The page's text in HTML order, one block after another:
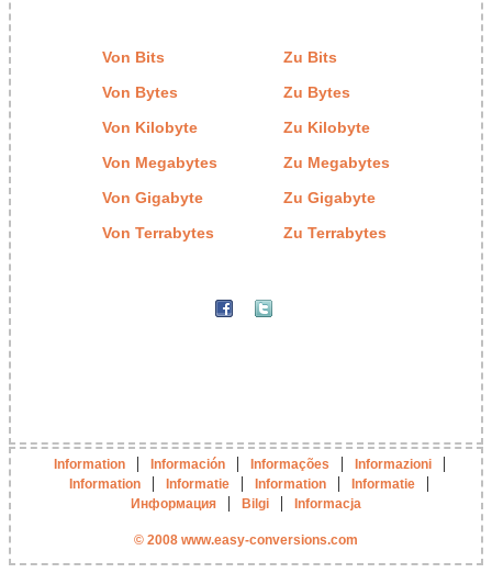
Von Bits
Von Bytes
Von Kilobyte
Von Megabytes
Von Gigabyte
Von Terrabytes
Zu Bits
Zu Bytes
Zu Kilobyte
Zu Megabytes
Zu Gigabyte
Zu Terrabytes
Information | Información | Informações | Informazioni |
Information | Informatie | Information | Informatie |
Информация | Bilgi | Informacja
© 2008 www.easy-conversions.com